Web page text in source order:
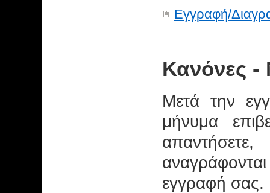
Εγγραφή/
Κανόνες -
Μετά την
μήνυμα
εγγραφή σας.